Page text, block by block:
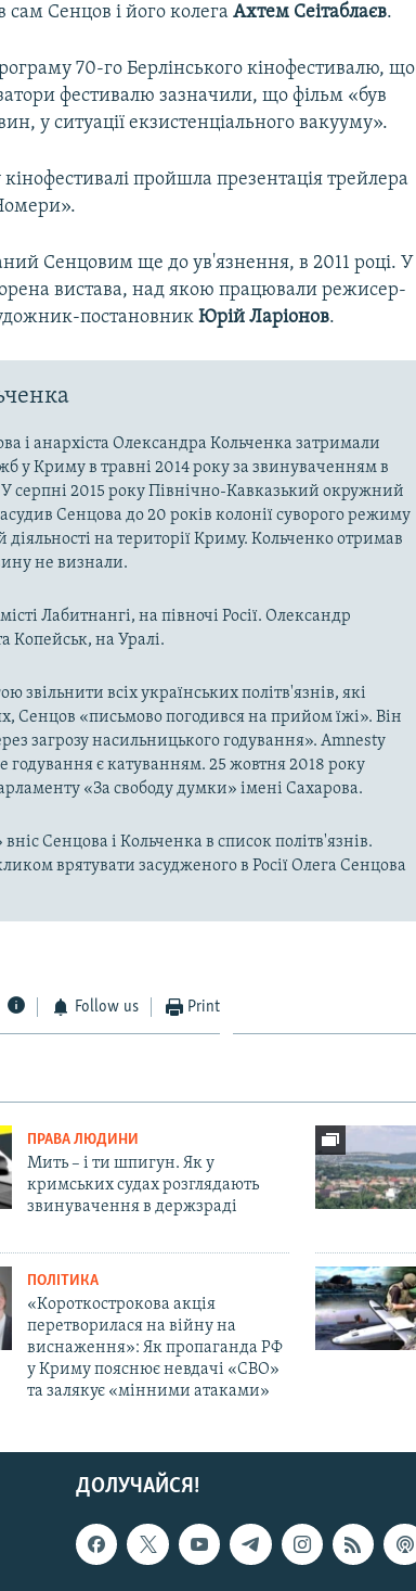
сам Сенцов і його колегаАхтем Сеітаблаєв.
70-го Берлінського кінофестивалю, що
фестивалю зазначили, що фільм «був
у ситуації екзистенціального вакууму».
пройшла презентація трейлера
Сенцовим ще до ув'язнення, в 2011 році. У
вистава, над якою працювали режисер-
постановникЮрій Ларіонов.
і анархіста Олександра Кольченка затримали
у Криму в травні 2014 року за звинуваченням в
У серпні 2015 року Північно-Кавказький окружний
Сенцова до 20 років колонії суворого режиму
на території Криму. Кольченко отримав
не визнали.
Лабитнангі, на півночі Росії. Олександр
Копейськ, на Уралі.
звільнити всіх українських політв'язнів, які
Сенцов «письмово погодився на прийом їжі». Він
загрозу насильницького годування». Amnesty
є катуванням. 25 жовтня 2018 року
«За свободу думки» імені Сахарова.
Сенцова і Кольченка в список політв'язнів.
врятувати засудженого в Росії Олега Сенцова
Follow us Print
ПРАВА ЛЮДИНИ
Мить – і ти шпигун. Як у
кримських судах розглядають
звинувачення в держзраді
ПОЛІТИКА
«Короткострокова акція
перетворилася на війну на
виснаження»: Як пропаганда РФ
у Криму пояснює невдачі «СВО»
та залякує «мінними атаками»
ДОЛУЧАЙСЯ!